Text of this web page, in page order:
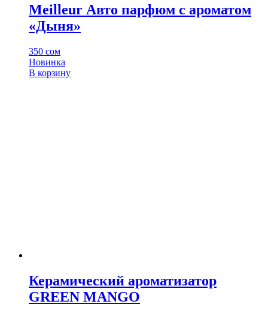
Meilleur Авто парфюм с ароматом
«Дыня»
350 сом
Новинка
В корзину
Керамический ароматизатор
GREEN MANGO